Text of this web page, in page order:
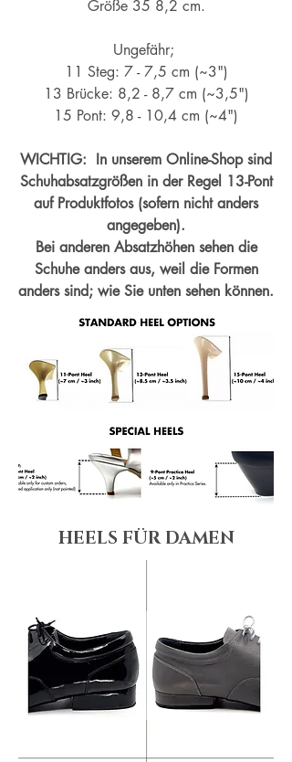
Größe 35 8,2 cm.
Ungefähr;
11 Steg: 7 - 7,5 cm (~3")
13 Brücke: 8,2 - 8,7 cm (~3,5")
15 Pont: 9,8 - 10,4 cm (~4")
WICHTIG: In unserem Online-Shop sind
Schuhabsatzgrößen in der Regel 13-Pont
auf Produktfotos (sofern nicht anders
angegeben).
Bei anderen Absatzhöhen sehen die
Schuhe anders aus, weil die Formen
anders sind; wie Sie unten sehen können.
HEELS FÜR DAMEN